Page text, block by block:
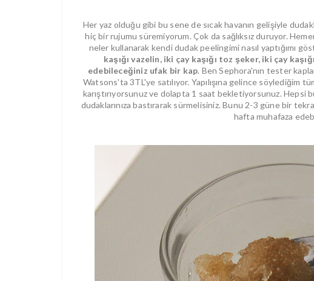
Her yaz olduğu gibi bu sene de sıcak havanın gelişiyle
hiç bir rujumu süremiyorum. Çok da sağlıksız duruyor.
neler kullanarak kendi dudak peelingimi nasıl yaptığımı
kaşığı vazelin, iki çay kaşığı toz şeker, iki çay
edebileceğiniz ufak bir kap. Ben Sephora'nın tester
Watsons'ta 3TL'ye satılıyor. Yapılışına gelince söylediğim
karıştırıyorsunuz ve dolapta 1 saat bekletiyorsunuz. Hepsi bu
dudaklarınıza bastırarak sürmelisiniz. Bunu 2-3 güne bir
hafta muhafaza